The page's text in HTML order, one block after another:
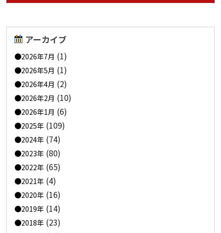
アーカイブ
2026年7月 (1)
2026年5月 (1)
2026年4月 (2)
2026年2月 (10)
2026年1月 (6)
2025年 (109)
2024年 (74)
2023年 (80)
2022年 (65)
2021年 (4)
2020年 (16)
2019年 (14)
2018年 (23)